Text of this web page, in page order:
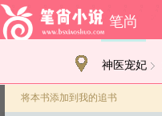
笔尚
神医宠妃
将本书添加到我的追书